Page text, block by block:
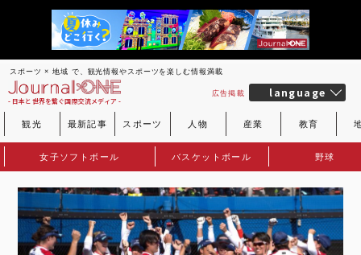
スポーツ × 地域 で、観光情報やスポーツを楽しむ情報満載
- 日本と世界を繋ぐ国際交流メディア -
広告掲載 language
観光 最新記事 スポーツ 人物 産業 教育
女子ソフトボール バスケットボール 野球